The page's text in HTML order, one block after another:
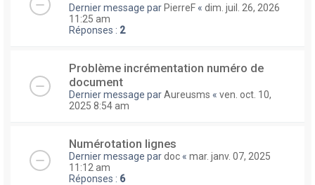
Dernier message parPierreF « dim. juil. 26, 2026
11:25 am
Réponses : 2
Problème incrémentation numéro de
document
Dernier message parAureusms « ven. oct. 10,
2025 8:54 am
Numérotation lignes
Dernier message pardoc « mar. janv. 07, 2025
11:12 am
Réponses : 6